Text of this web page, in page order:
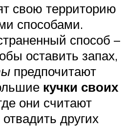
свою территорию
способами.
способ –
оставить запах,
предпочитают
кучки своих
они считают
других